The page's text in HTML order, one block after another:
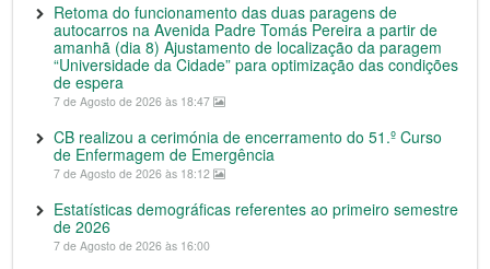
Retoma do funcionamento das duas paragens de
autocarros na Avenida Padre Tomás Pereira a partir de
amanhã (dia 8) Ajustamento de localização da paragem
“Universidade da Cidade” para optimização das condições
de espera
7 de Agosto de 2026 às 18:47
CB realizou a cerimónia de encerramento do 51.º Curso
de Enfermagem de Emergência
7 de Agosto de 2026 às 18:12
Estatísticas demográficas referentes ao primeiro semestre
de 2026
7 de Agosto de 2026 às 16:00